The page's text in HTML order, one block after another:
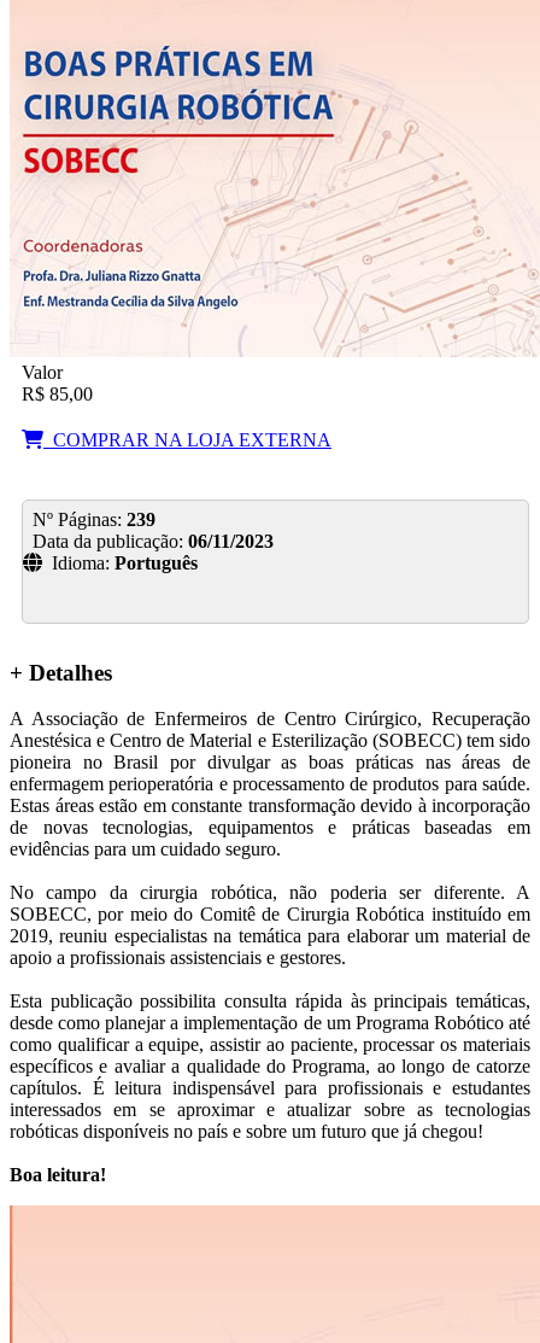
Valor
R$ 85,00
COMPRAR NA LOJA EXTERNA
Nº Páginas: 239
Data da publicação: 06/11/2023
Idioma: Português
+ Detalhes
A Associação de Enfermeiros de Centro Cirúrgico, Recuperação
Anestésica e Centro de Material e Esterilização (SOBECC) tem sido
pioneira no Brasil por divulgar as boas práticas nas áreas de
enfermagem perioperatória e processamento de produtos para saúde.
Estas áreas estão em constante transformação devido à incorporação
de novas tecnologias, equipamentos e práticas baseadas em
evidências para um cuidado seguro.
No campo da cirurgia robótica, não poderia ser diferente. A
SOBECC, por meio do Comitê de Cirurgia Robótica instituído em
2019, reuniu especialistas na temática para elaborar um material de
apoio a profissionais assistenciais e gestores.
Esta publicação possibilita consulta rápida às principais temáticas,
desde como planejar a implementação de um Programa Robótico até
como qualificar a equipe, assistir ao paciente, processar os materiais
específicos e avaliar a qualidade do Programa, ao longo de catorze
capítulos. É leitura indispensável para profissionais e estudantes
interessados em se aproximar e atualizar sobre as tecnologias
robóticas disponíveis no país e sobre um futuro que já chegou!
Boa leitura!